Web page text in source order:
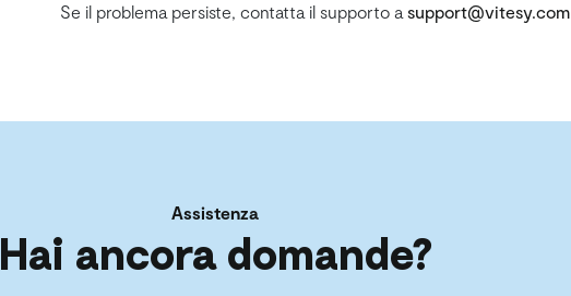
Se il problema persiste, contatta il supporto a support@vitesy.com
Assistenza
Hai ancora domande?